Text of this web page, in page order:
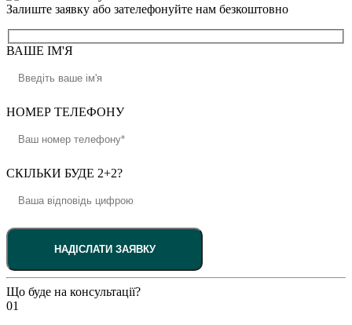
Залиште заявку або зателефонуйте нам безкоштовно
ВАШЕ ІМ'Я
НОМЕР ТЕЛЕФОНУ
СКІЛЬКИ БУДЕ 2+2?
Що буде на консультації?
01